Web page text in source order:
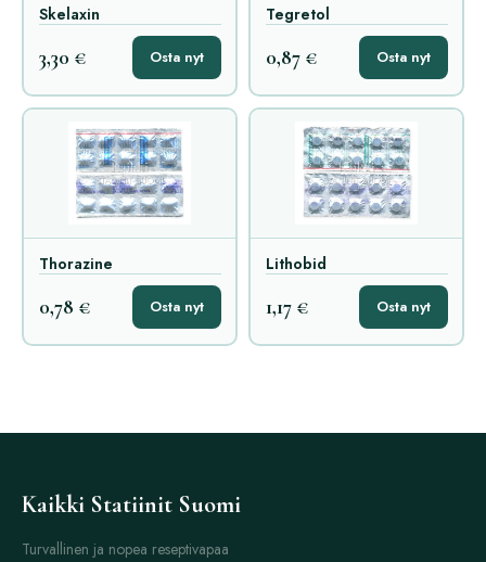
Skelaxin
3,30 € Osta nyt
Tegretol
0,87 € Osta nyt
Thorazine
0,78 € Osta nyt
Lithobid
1,17 € Osta nyt
Kaikki Statiinit Suomi
Turvallinen ja nopea reseptivapaa